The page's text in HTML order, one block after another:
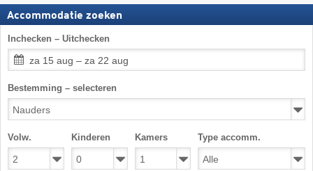
Accommodatie zoeken
Inchecken – Uitchecken
za 15 aug – za 22 aug
Bestemming – selecteren
Volw. Kinderen Kamers Type accomm.